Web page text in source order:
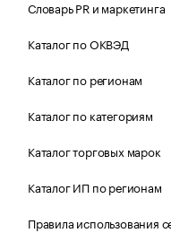
Словарь PR и маркетинга
Каталог по ОКВЭД
Каталог по регионам
Каталог по категориям
Каталог торговых марок
Каталог ИП по регионам
Правила использования